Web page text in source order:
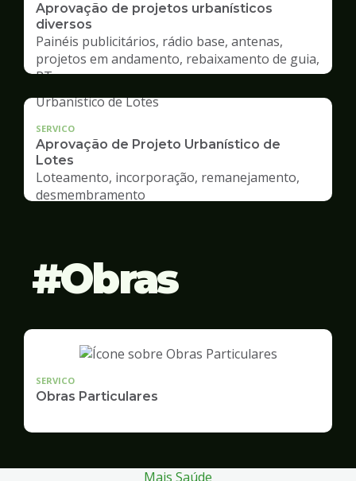
Aprovação de projetos urbanísticos
diversos
Painéis publicitários, rádio base, antenas,
projetos em andamento, rebaixamento de guia,
RT
SERVICO
Aprovação de Projeto Urbanístico de
Lotes
Loteamento, incorporação, remanejamento,
desmembramento
Obras
SERVICO
Obras Particulares
Mais Saúde